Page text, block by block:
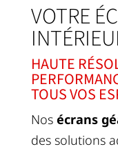
VOTRE
HAUTE
TOUS VOS
Nos écrans
des solutions